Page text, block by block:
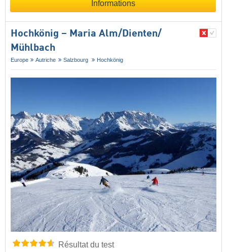
Informations
Hochkönig – Maria Alm/​Dienten/​
Mühlbach
Europe Autriche Salzbourg Hochkönig
Résultat du test